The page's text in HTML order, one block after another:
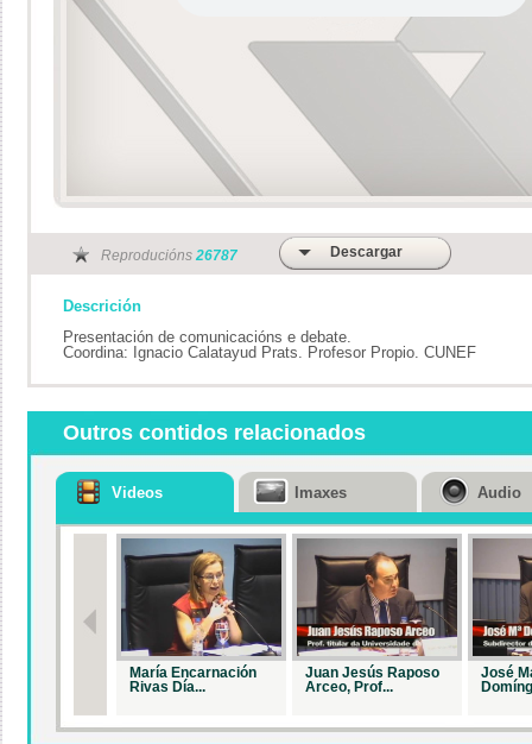
Reproducións 26787 Descargar
Descrición
Presentación de comunicacións e debate.
Coordina: Ignacio Calatayud Prats. Profesor Propio. CUNEF
Outros contidos relacionados
Videos
María Encarnación
Rivas Día...
Juan Jesús Raposo
Arceo, Prof...
José
Imaxes Audio